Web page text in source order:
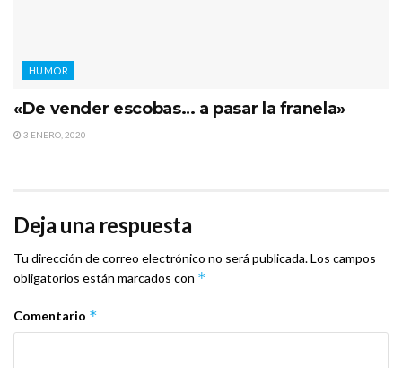
HUMOR
«De vender escobas… a pasar la franela»
3 ENERO, 2020
Deja una respuesta
Tu dirección de correo electrónico no será publicada.Los campos
obligatorios están marcados con *
Comentario *